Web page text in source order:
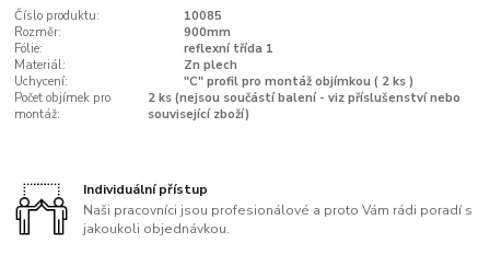
Číslo produktu:
10085
Rozměr:
900mm
Fólie:
reflexní třída 1
Materiál:
Zn plech
Uchycení:
"C" profil pro montáž objímkou ( 2 ks )
Počet objímek pro
montáž:
2 ks (nejsou součástí balení - viz příslušenství nebo
související zboží)
Individuální přístup
Naši pracovníci jsou profesionálové a proto Vám rádi poradí s
jakoukoli objednávkou.